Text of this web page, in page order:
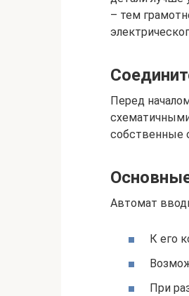
– тем
Перед
собственные
Автомат
К его
При